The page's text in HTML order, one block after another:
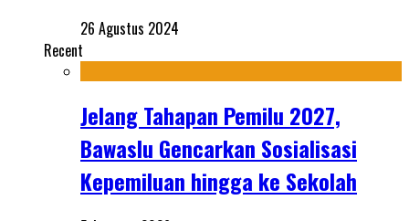
26 Agustus 2024
Recent
Jelang Tahapan Pemilu 2027,
Bawaslu Gencarkan Sosialisasi
Kepemiluan hingga ke Sekolah